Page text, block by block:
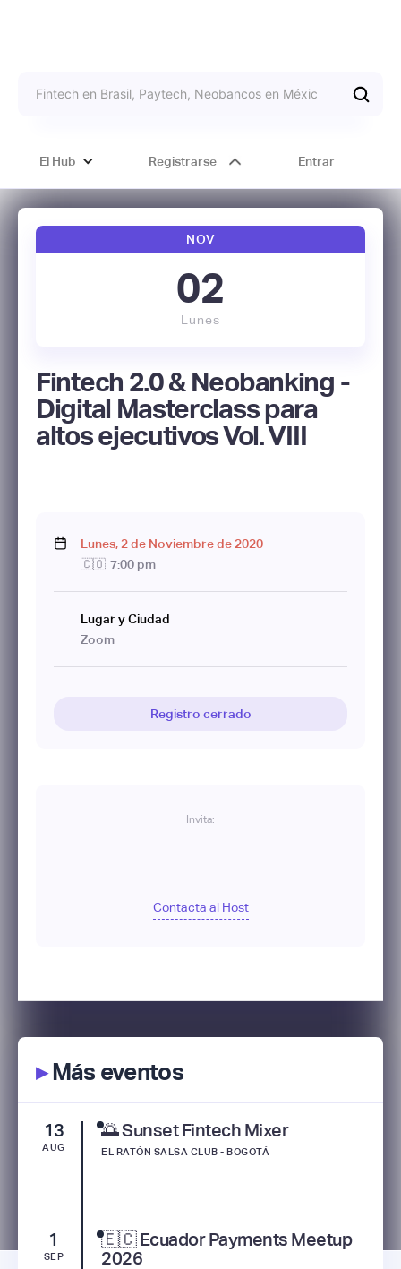
El Hub Registrarse Entrar
NOV
02
Lunes
Fintech 2.0 & Neobanking -
Digital Masterclass para
altos ejecutivos Vol. VIII
Lunes, 2de Noviembrede 2020
🇨🇴 7:00 pm
Lugar y Ciudad
Zoom
Registro cerrado
Invita:
Contacta al Host
▸Más eventos
13
AUG
🌅 Sunset Fintech Mixer
EL RATÓN SALSA CLUB - BOGOTÁ
1
SEP
🇪🇨 Ecuador Payments Meetup
2026